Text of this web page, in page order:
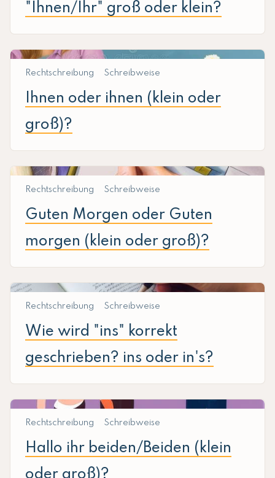
"Ihnen/Ihr" groß oder klein?
Rechtschreibung Schreibweise
Ihnen oder ihnen (klein oder
groß)?
Rechtschreibung Schreibweise
Guten Morgen oder Guten
morgen (klein oder groß)?
Rechtschreibung Schreibweise
Wie wird "ins" korrekt
geschrieben? ins oder in's?
Rechtschreibung Schreibweise
Hallo ihr beiden/Beiden (klein
oder groß)?